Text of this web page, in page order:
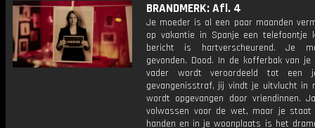
BRANDMERK: Afl. 4
Je moeder is al een paar maanden
op vakantie in Spanje een telefoontje
bericht is hartverscheurend. Je
gevonden. Dood. In de kofferbak van je
vader wordt veroordeeld tot een
gevangenisstraf, jij vindt je uitvlucht in
wordt opgevangen door vriendinnen.
volwassen voor de wet, maar je
handen en in je woonplaats is het